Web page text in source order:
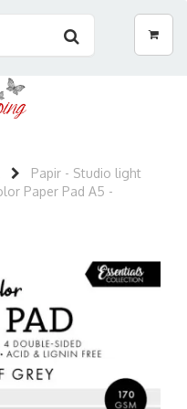
Papir - Studio light
Paper Pad A5 -